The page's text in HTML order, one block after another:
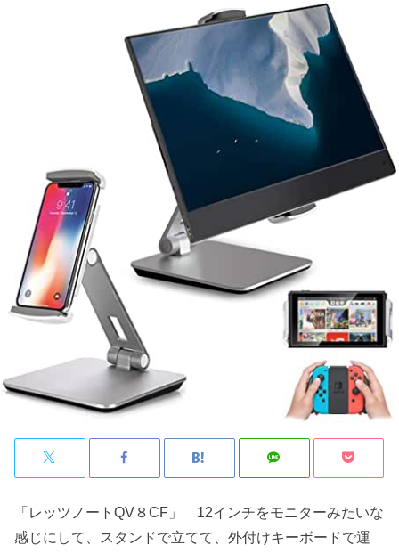
「レッツノートQV８CF」 12インチをモニターみたいな
感じにして、スタンドで立てて、外付けキーボードで運